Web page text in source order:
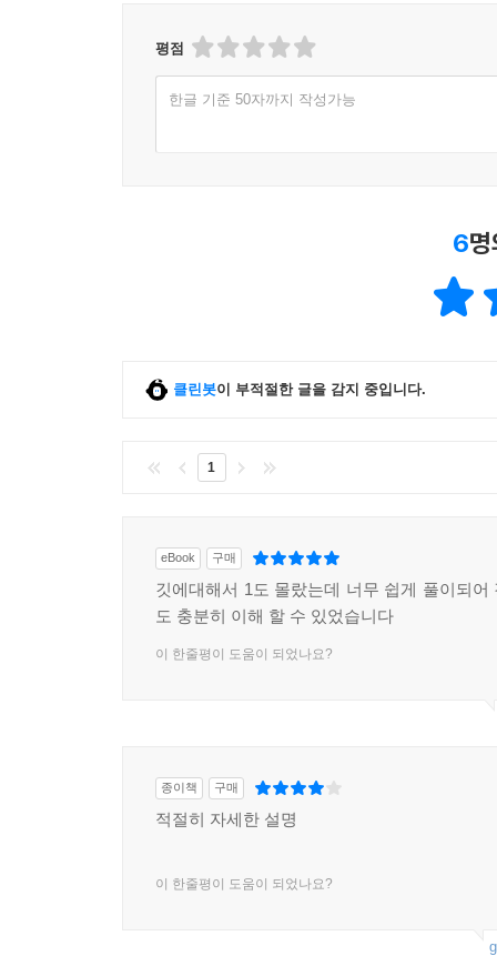
평점
한글 기준 50자까지 작성가능
6
클린봇이 부적절한 글을 감지 중입니다.
1
eBook 구매
깃에대해서 1도 몰랐는데 너무 쉽게 풀이되어
도 충분히 이해 할 수 있었습니다
이 한줄평이 도움이 되었나요?
종이책 구매
적절히 자세한 설명
이 한줄평이 도움이 되었나요?